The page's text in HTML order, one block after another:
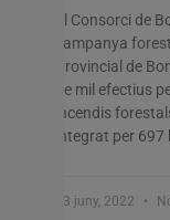
El Consorci de
campanya
Provincial de
de mil efectius
incendis
integrat per
23 juny, 2022